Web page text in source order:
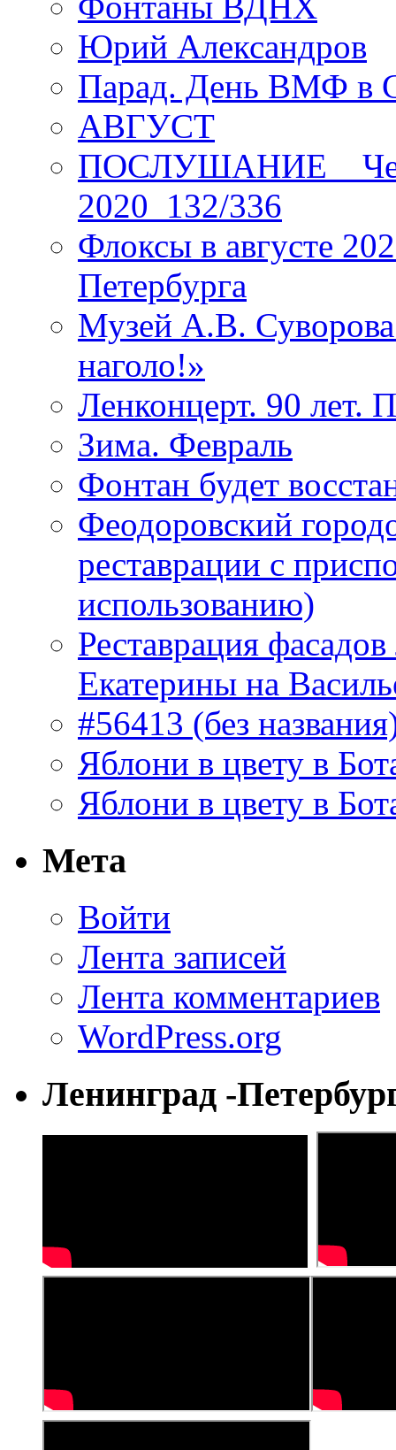
Юрий Александров
Парад. День ВМФ в
АВГУСТ
ПОСЛУШАНИЕ _
2020_132/336
Флоксы в августе
Петербурга
Музей А.В.
наголо!»
Ленконцерт. 90 лет.
Зима. Февраль
Фонтан будет
Феодоровский
реставрации с
использованию)
Реставрация
Екатерины на
#56413 (без
Яблони в цвету в
Яблони в цвету в
Мета
Войти
Лента записей
Лента комментариев
WordPress.org
Ленинград -